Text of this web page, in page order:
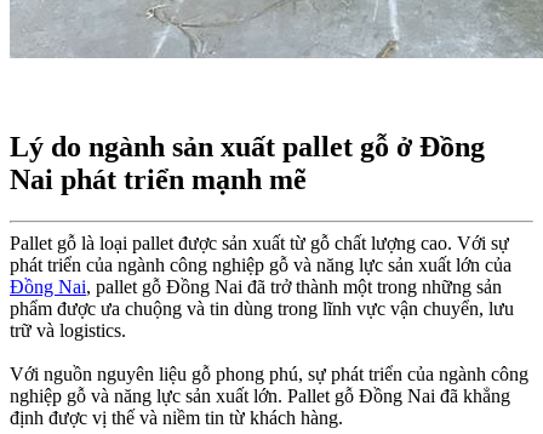
Lý do ngành sản xuất pallet gỗ ở Đồng
Nai phát triển mạnh mẽ
Pallet gỗ là loại pallet được sản xuất từ gỗ chất lượng cao. Với sự
phát triển của ngành công nghiệp gỗ và năng lực sản xuất lớn của
Đồng Nai, pallet gỗ Đồng Nai đã trở thành một trong những sản
phẩm được ưa chuộng và tin dùng trong lĩnh vực vận chuyển, lưu
trữ và logistics.
Với nguồn nguyên liệu gỗ phong phú, sự phát triển của ngành công
nghiệp gỗ và năng lực sản xuất lớn. Pallet gỗ Đồng Nai đã khẳng
định được vị thế và niềm tin từ khách hàng.